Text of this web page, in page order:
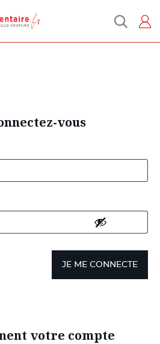
vous
JE ME CONNECTE
votre compte